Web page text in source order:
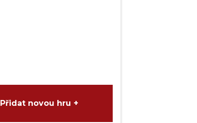
Přidat novou hru +